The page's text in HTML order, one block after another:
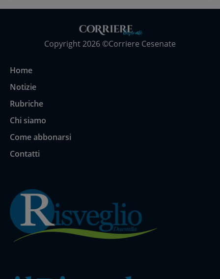
Copyright 2026 ©Corriere Cesenate
Home
Notizie
Rubriche
Chi siamo
Come abbonarsi
Contatti